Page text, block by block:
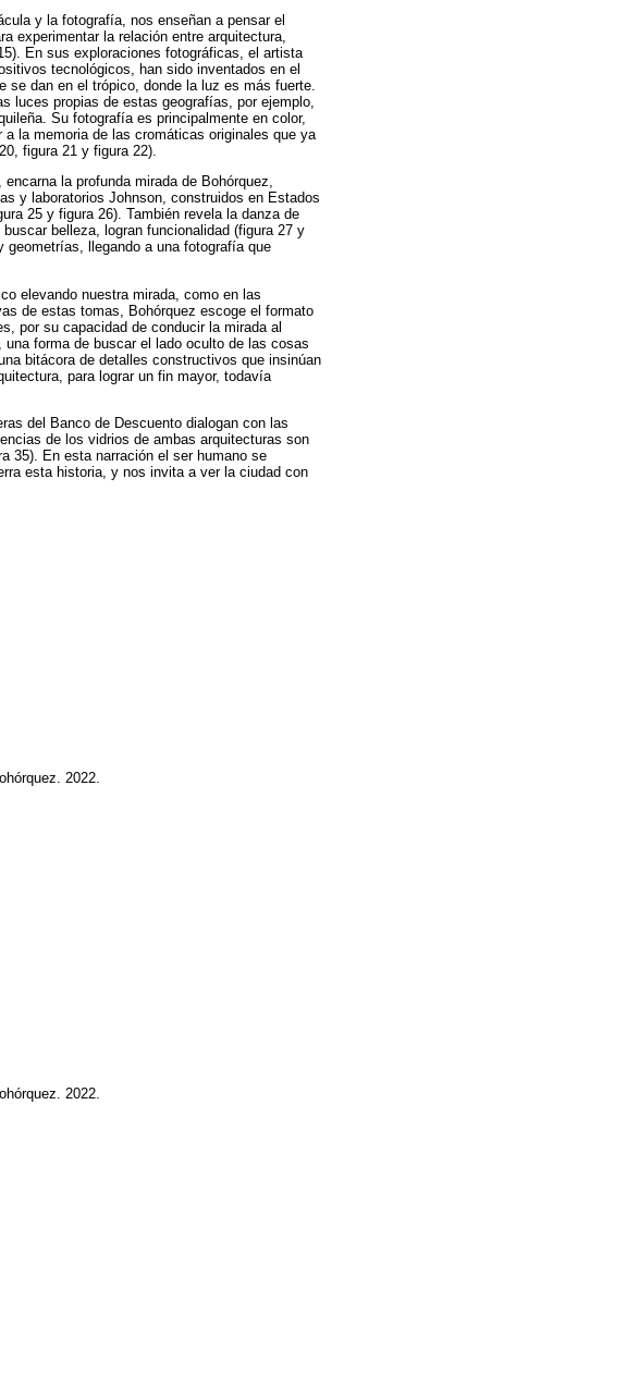
y la fotografía, nos enseñan a pensar el
experimentar la relación entre arquitectura,
En sus exploraciones fotográficas, el artista
tecnológicos, han sido inventados en el
se dan en el trópico, donde la luz es más fuerte.
luces propias de estas geografías, por ejemplo,
Su fotografía es principalmente en color,
la memoria de las cromáticas originales que ya
figura 21 y figura 22).
encarna la profunda mirada de Bohórquez,
y laboratorios Johnson, construidos en Estados
25 y figura 26). También revela la danza de
belleza, logran funcionalidad (figura 27 y
llegando a una fotografía que
elevando nuestra mirada, como en las
de estas tomas, Bohórquez escoge el formato
por su capacidad de conducir la mirada al
una forma de buscar el lado oculto de las cosas
bitácora de detalles constructivos que insinúan
para lograr un fin mayor, todavía
del Banco de Descuento dialogan con las
de los vidrios de ambas arquitecturas son
35). En esta narración el ser humano se
esta historia, y nos invita a ver la ciudad con
2022.
2022.